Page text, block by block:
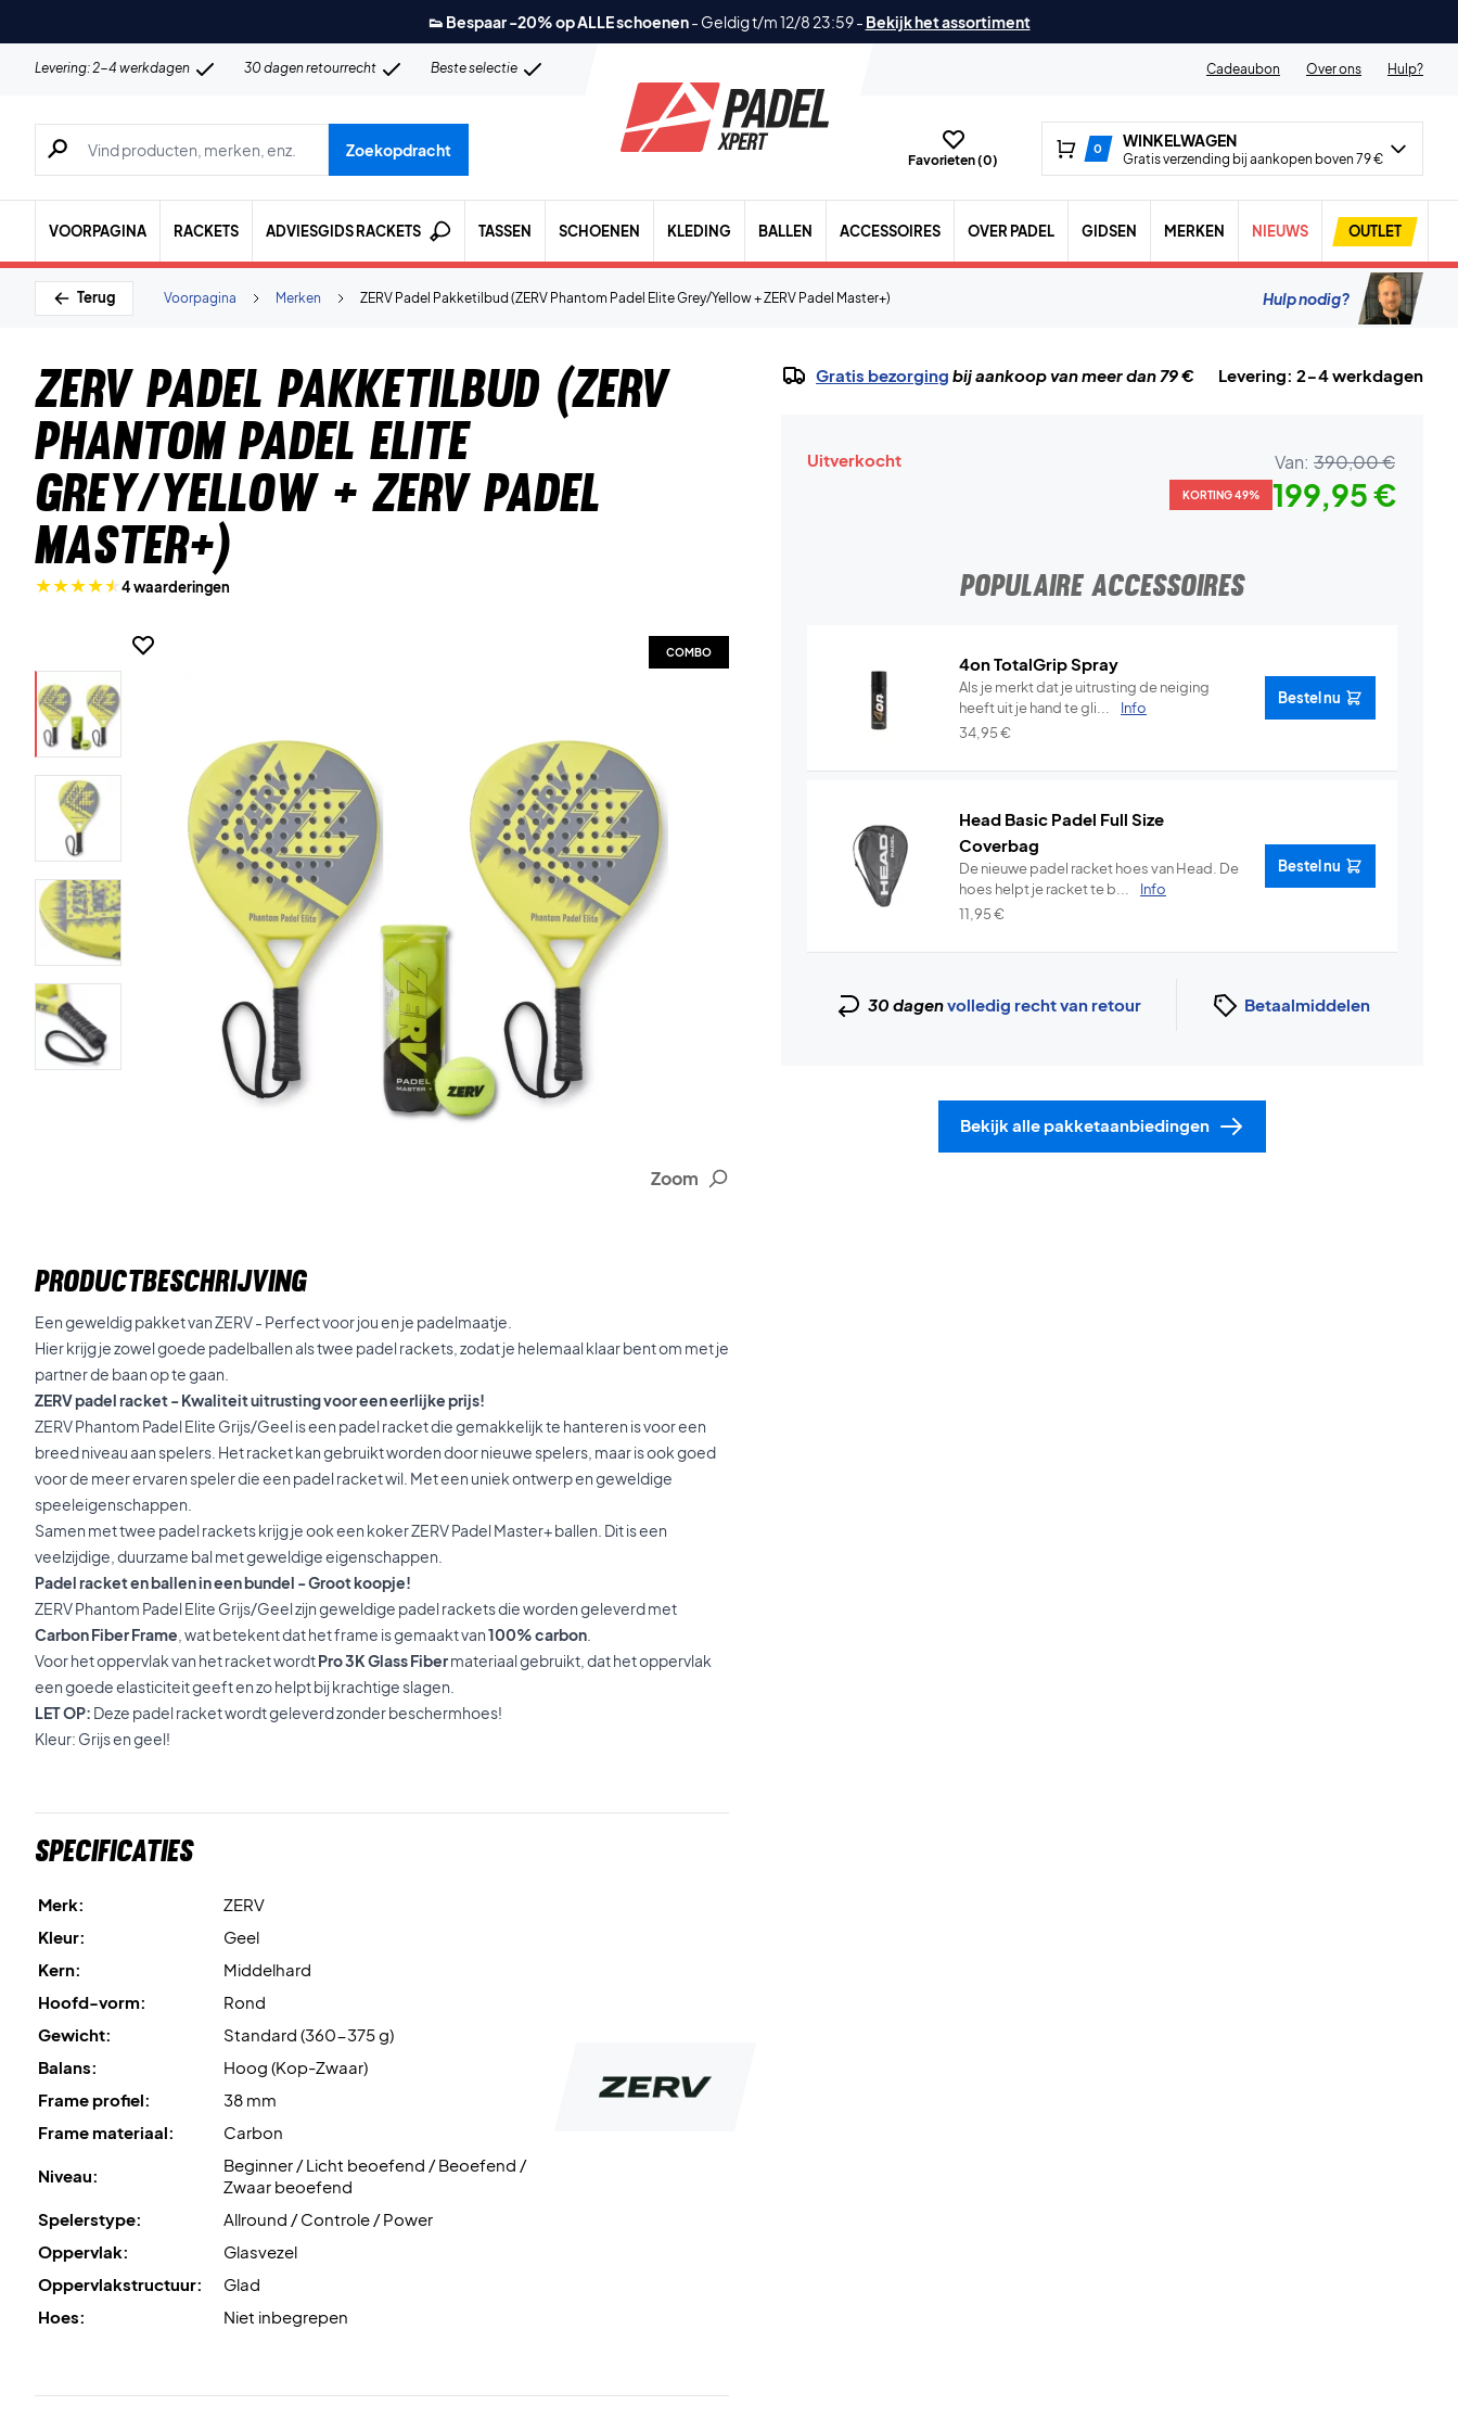
👟 Bespaar -20% op ALLE schoenen- Geldig t/m 12/8 23:59- Bekijk het assortiment
Levering: 2-4 werkdagen 30 dagen retourrecht Beste selectie Cadeaubon Over ons Hulp?
Zoeken naar producten, merken etc.
Zoekopdracht
Favorieten (0)
0 WINKELWAGEN
Gratis verzending bij aankopen boven 79 €
VOORPAGINA RACKETS ADVIESGIDS RACKETS TASSEN SCHOENEN KLEDING BALLEN ACCESSOIRES OVER PADEL GIDSEN MERKEN NIEUWS OUTLET
Terug ZERV Padel Pakketilbud (ZERV Phantom Padel Elite Grey/Yellow + ZERV Padel Master+)
Merken
Voorpagina Hulp nodig?
ZERV Padel Pakketilbud (ZERV
Phantom Padel Elite
Grey/Yellow + ZERV Padel
Master+)
4 waarderingen
Zoom
COMBO
PRODUCTBESCHRIJVING
Een geweldig pakket van ZERV - Perfect voor jou en je padelmaatje.
Hier krijg je zowel goede padelballen als twee padel rackets, zodat je helemaal klaar bent om met je
partner de baan op te gaan.
ZERV padel racket - Kwaliteit uitrusting voor een eerlijke prijs!
ZERV Phantom Padel Elite Grijs/Geel is een padel racket die gemakkelijk te hanteren is voor een
breed niveau aan spelers. Het racket kan gebruikt worden door nieuwe spelers, maar is ook goed
voor de meer ervaren speler die een padel racket wil. Met een uniek ontwerp en geweldige
speeleigenschappen.
Samen met twee padel rackets krijg je ook een koker ZERV Padel Master+ ballen. Dit is een
veelzijdige, duurzame bal met geweldige eigenschappen.
Padel racket en ballen in een bundel - Groot koopje!
ZERV Phantom Padel Elite Grijs/Geel zijn geweldige padel rackets die worden geleverd met
Carbon Fiber Frame , wat betekent dat het frame is gemaakt van100% carbon
Voor het oppervlak van het racket wordtPro 3K Glass Fibermateriaal gebruikt, dat het oppervlak
een goede elasticiteit geeft en zo helpt bij krachtige slagen.
LET OP: Deze padel racket wordt geleverd zonder beschermhoes!
Kleur: Grijs en geel!
Specificaties
Merk:
ZERV
Kleur:
Geel
Kern:
Middelhard
Hoofd-vorm:
Rond
Gewicht:
Standard (360-375 g)
Balans:
Hoog (Kop-Zwaar)
Frame profiel:
38 mm
Frame materiaal:
Carbon
Niveau:
Beginner / Licht beoefend / Beoefend /
Zwaar beoefend
Spelerstype:
Allround / Controle / Power
Oppervlak:
Glasvezel
Oppervlakstructuur:
Glad
Hoes:
Niet inbegrepen
Gratis bezorging bij aankoop van meer dan 79 € Levering: 2-4 werkdagen
Uitverkocht Van: 390,00 €
KORTING 49% 199,95 €
POPULAIRE ACCESSOIRES
4on TotalGrip Spray
Als je merkt dat je uitrusting de neiging
heeft uit je hand te gli...
Info
34,95€
Bestel nu
Head Basic Padel Full Size
Coverbag
De nieuwe padel racket hoes van Head. De
hoes helpt je racket te b...
Info
11,95€
Bestel nu
30 dagenvolledig recht van retour Betaalmiddelen
Bekijk alle pakketaanbiedingen